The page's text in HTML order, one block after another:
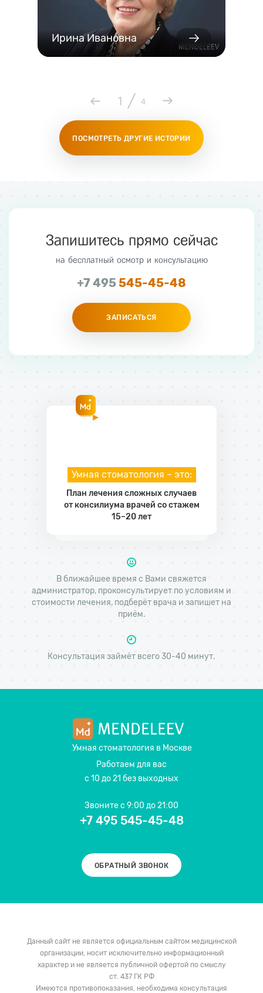
Ирина Ивановна
1 / 4
ПОСМОТРЕТЬ ДРУГИЕ ИСТОРИИ
Запишитесь прямо сейчас
на бесплатный осмотр и консультацию
ЗАПИСАТЬСЯ
+7 495545-45-48
Умная стоматология – это:
План лечения сложных случаев
от консилиума врачей со стажем
15–20 лет
В ближайшее время с Вами свяжется
администратор, проконсультирует по условиям и
стоимости лечения, подберёт врача и запишет на
приём.
Консультация займёт всего 30-40 минут.
Умная стоматология в Москве
Работаем для вас
с 10 до 21 без выходных
Звонитес 9:00 до 21:00
+7 495 545-45-48
ОБРАТНЫЙ ЗВОНОК
Данный сайт не является официальным сайтом медицинской
организации, носит исключительно информационный
характер и не является публичной офертой по смыслу
ст. 437 ГК РФ
Имеются противопоказания, необходима консультация